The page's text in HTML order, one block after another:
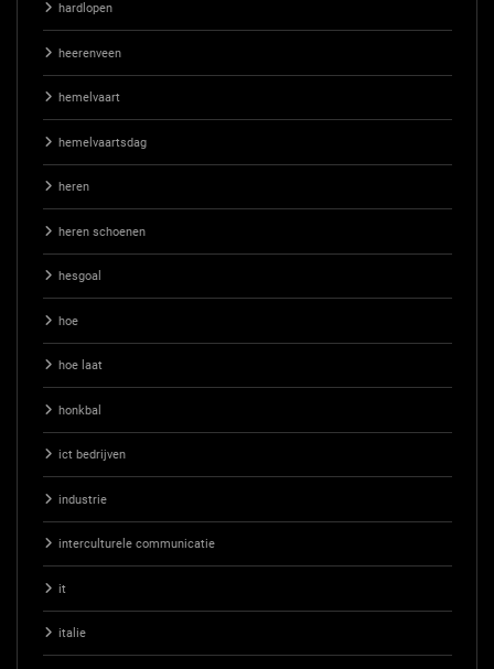
hardlopen
heerenveen
hemelvaart
hemelvaartsdag
heren
heren schoenen
hesgoal
hoe
hoe laat
honkbal
ict bedrijven
industrie
interculturele communicatie
it
italie